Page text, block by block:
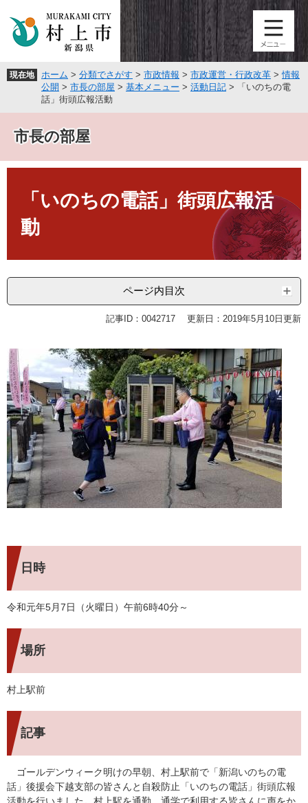
頭
飛
へ
現在地 ホーム > 分類でさがす > 市政情報 > 市政運営・行政改革 >情報
公開 > 市長の部屋 > 基本メニュー > 活動日記 >
「いのちの電
話」街頭広報活動
市長の部屋
「いのちの電話」街頭広報活
動
ページ内目次
記事ID：0042717 更新日：2019年5月10日更新
日時
令和元年5月7日（火曜日）午前6時40分～
場所
村上駅前
記事
ゴールデンウィーク明けの早朝、村上駅前で「新潟いのちの電
話」後援会下越支部の皆さんと自殺防止「いのちの電話」街頭広報